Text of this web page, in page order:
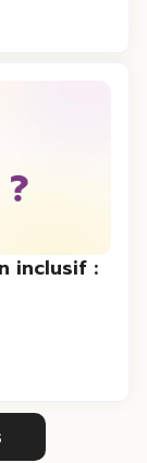
inclusif :